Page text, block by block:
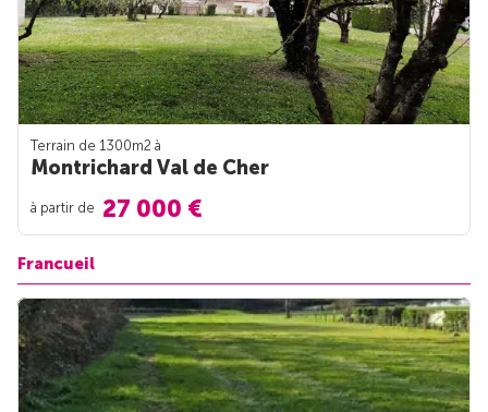
Terrain de 1300m2 à
Montrichard Val de Cher
à partir de 27 000 €
Francueil